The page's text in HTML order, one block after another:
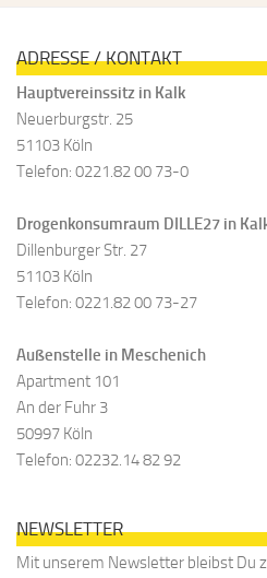
ADRESSE / KONTAKT
Hauptvereinssitz in Kalk
Neuerburgstr. 25
51103 Köln
Telefon: 0221.82 00 73-0
Drogenkonsumraum DILLE27 in
Dillenburger Str. 27
51103 Köln
Telefon: 0221.82 00 73-27
Außenstelle in Meschenich
Apartment 101
An der Fuhr 3
50997 Köln
Telefon: 02232.14 82 92
NEWSLETTER
Mit unserem Newsletter bleibst Du